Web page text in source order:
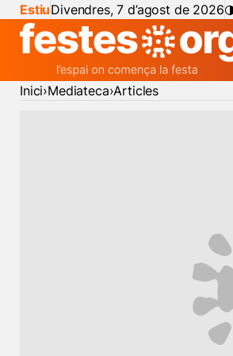
EstiuDivendres, 7 d’agost de 2026
Inici Mediateca Articles